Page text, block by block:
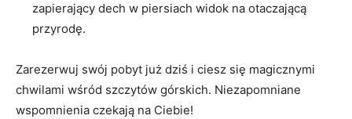
zapierający dech w piersiach widok na otaczającą
przyrodę.
Zarezerwuj⁢ swój pobyt już dziś i ciesz ⁢się magicznymi‍
chwilami wśród szczytów górskich. Niezapomniane
wspomnienia czekają⁣ na Ciebie!